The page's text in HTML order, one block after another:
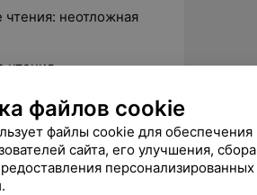
неотложная
чтения
конференция «Акне,
файлов cookie
файлы cookie для обеспечения
сайта, его улучшения, сбора
персонализированных